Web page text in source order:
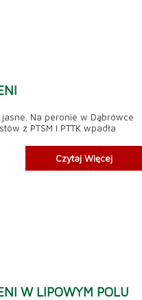
Na peronie w Dąbrówce
z PTSM I PTTK wpadła
Czytaj Więcej
W LIPOWYM POLU